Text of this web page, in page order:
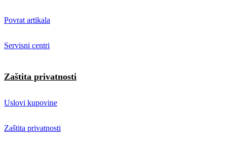
Povrat artikala
Servisni centri
Zaštita privatnosti
Uslovi kupovine
Zaštita privatnosti